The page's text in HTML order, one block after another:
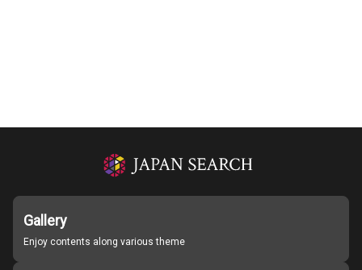
Gallery
Enjoy contents along various theme